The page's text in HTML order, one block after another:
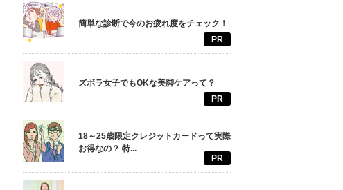
簡単な診断で今のお疲れ度をチェック！
PR
ズボラ女子でもOKな美脚ケアって？
PR
18～25歳限定クレジットカードって実際
お得なの？ 特...
PR